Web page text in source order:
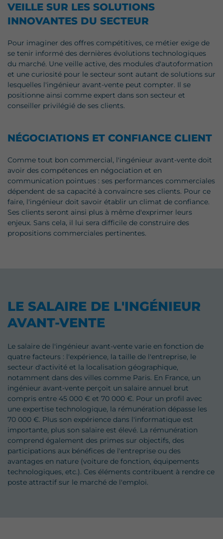
VEILLE SUR LES SOLUTIONS
INNOVANTES DU SECTEUR
Pour imaginer des offres compétitives, ce métier exige de
se tenir informé des dernières évolutions technologiques
du marché. Une veille active, des modules d'autoformation
et une curiosité pour le secteur sont autant de solutions sur
lesquelles l'ingénieur avant-vente peut compter. Il se
positionne ainsi comme expert dans son secteur et
conseiller privilégié de ses clients.
NÉGOCIATIONS ET CONFIANCE CLIENT
Comme tout bon commercial, l'ingénieur avant-vente doit
avoir des compétences en négociation et en
communication pointues : ses performances commerciales
dépendent de sa capacité à convaincre ses clients. Pour ce
faire, l'ingénieur doit savoir établir un climat de confiance.
Ses clients seront ainsi plus à même d'exprimer leurs
enjeux. Sans cela, il lui sera difficile de construire des
propositions commerciales pertinentes.
LE SALAIRE DE L'INGÉNIEUR
AVANT-VENTE
Le salaire de l'ingénieur avant-vente varie en fonction de
quatre facteurs : l'expérience, la taille de l'entreprise, le
secteur d'activité et la localisation géographique,
notamment dans des villes comme Paris. En France, un
ingénieur avant-vente perçoit un salaire annuel brut
compris entre 45 000 € et 70 000 €. Pour un profil avec
une expertise technologique, la rémunération dépasse les
70 000 €. Plus son expérience dans l'informatique est
importante, plus son salaire est élevé. La rémunération
comprend également des primes sur objectifs, des
participations aux bénéfices de l'entreprise ou des
avantages en nature (voiture de fonction, équipements
technologiques, etc.). Ces éléments contribuent à rendre ce
poste attractif sur le marché de l'emploi.